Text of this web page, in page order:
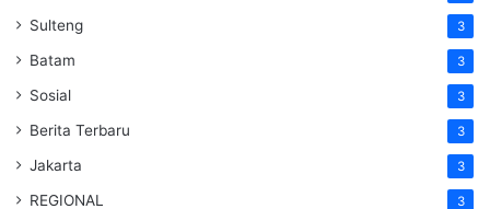
Sulteng 3
Batam 3
Sosial 3
Berita Terbaru 3
Jakarta 3
REGIONAL 3